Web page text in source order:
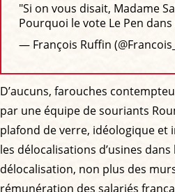
"Si on vous disait, Madame
Pourquoi le vote Le Pen
— François Ruffin
D’aucuns, farouches
par une équipe de souriants
plafond de verre, idéologique et
les délocalisations d’usines
délocalisation, non plus des
rémunération des salariés